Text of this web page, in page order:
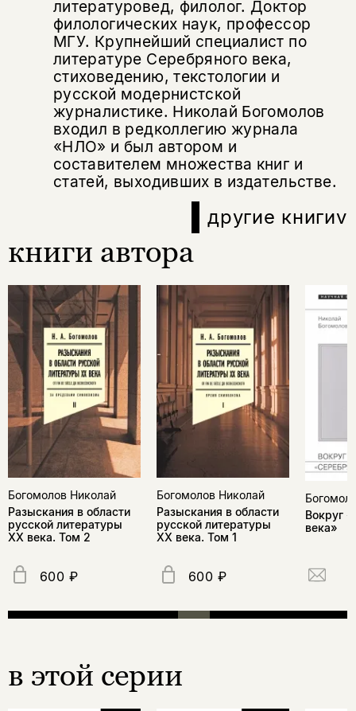
литературовед, филолог. Доктор
филологических наук, профессор
МГУ. Крупнейший специалист по
литературе Серебряного века,
стиховедению, текстологии и
русской модернистской
журналистике. Николай Богомолов
входил в редколлегию журнала
«НЛО» и был автором и
составителем множества книг и
статей, выходивших в издательстве.
другие книгиv
книги автора
Богомолов Николай
Разыскания в области
русской литературы
XX века. Том 2
600 ₽
Богомолов Николай
Разыскания в области
русской литературы
ХХ века. Том 1
600 ₽
Вокруг
века»
в этой серии
Поделиться
Копировать
ссылку
ВконтактеТелеграм
подписаться
да
нет, вернуться назад